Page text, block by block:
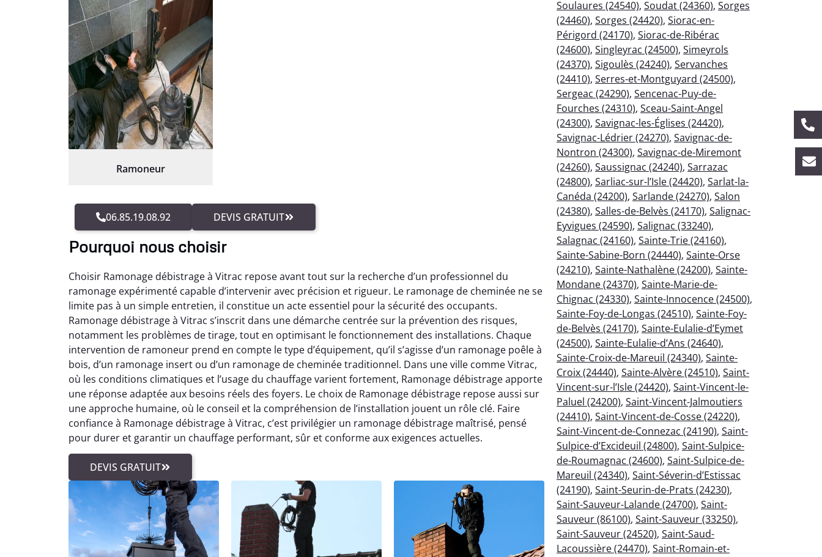
Ramoneur
06.85.19.08.92 DEVIS GRATUIT
Pourquoi nous choisir
Choisir Ramonage débistrage à Vitrac repose avant tout sur la recherche d’un professionnel du
ramonage expérimenté capable d’intervenir avec précision et rigueur. Le ramonage de cheminée ne se
limite pas à un simple entretien, il constitue un acte essentiel pour la sécurité des occupants.
Ramonage débistrage à Vitrac s’inscrit dans une démarche centrée sur la prévention des risques,
notamment les problèmes de tirage, tout en optimisant le fonctionnement des installations. Chaque
intervention de ramoneur prend en compte le type d’équipement, qu’il s’agisse d’un ramonage poêle à
bois, d’un ramonage insert ou d’un ramonage de cheminée traditionnel. Dans une ville comme Vitrac,
où les conditions climatiques et l’usage du chauffage varient fortement, Ramonage débistrage apporte
une réponse adaptée aux besoins réels des foyers. Le choix de Ramonage débistrage repose aussi sur
une approche humaine, où le conseil et la compréhension de l’installation jouent un rôle clé. Faire
confiance à Ramonage débistrage à Vitrac, c’est privilégier un ramonage débistrage maîtrisé, pensé
pour durer et garantir un chauffage performant, sûr et conforme aux exigences actuelles.
DEVIS GRATUIT
Soulaures (24540), Soudat (24360), Sorges
(24460), Sorges (24420), Siorac-en-
Périgord (24170), Siorac-de-Ribérac
(24600), Singleyrac (24500), Simeyrols
(24370), Sigoulès (24240), Servanches
(24410), Serres-et-Montguyard (24500),
Sergeac (24290), Sencenac-Puy-de-
Fourches (24310), Sceau-Saint-Angel
(24300), Savignac-les-Églises (24420),
Savignac-Lédrier (24270), Savignac-de-
Nontron (24300), Savignac-de-Miremont
(24260), Saussignac (24240), Sarrazac
(24800), Sarliac-sur-l’Isle (24420), Sarlat-la-
Canéda (24200), Sarlande (24270), Salon
(24380), Salles-de-Belvès (24170), Salignac-
Eyvigues (24590), Salignac (33240),
Salagnac (24160), Sainte-Trie (24160),
Sainte-Sabine-Born (24440), Sainte-Orse
(24210), Sainte-Nathalène (24200), Sainte-
Mondane (24370), Sainte-Marie-de-
Chignac (24330), Sainte-Innocence (24500),
Sainte-Foy-de-Longas (24510), Sainte-Foy-
de-Belvès (24170), Sainte-Eulalie-d’Eymet
(24500), Sainte-Eulalie-d’Ans (24640),
Sainte-Croix-de-Mareuil (24340), Sainte-
Croix (24440), Sainte-Alvère (24510), Saint-
Vincent-sur-l’Isle (24420), Saint-Vincent-le-
Paluel (24200), Saint-Vincent-Jalmoutiers
(24410), Saint-Vincent-de-Cosse (24220),
Saint-Vincent-de-Connezac (24190), Saint-
Sulpice-d’Excideuil (24800), Saint-Sulpice-
de-Roumagnac (24600), Saint-Sulpice-de-
Mareuil (24340), Saint-Séverin-d’Estissac
(24190), Saint-Seurin-de-Prats (24230),
Saint-Sauveur-Lalande (24700), Saint-
Sauveur (86100), Saint-Sauveur (33250),
Saint-Sauveur (24520), Saint-Saud-
Lacoussière (24470), Saint-Romain-et-